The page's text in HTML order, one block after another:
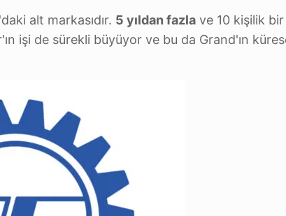
alt markasıdır. 5 yıldan fazla ve 10 kişilik
işi de sürekli büyüyor ve bu da Grand'ın